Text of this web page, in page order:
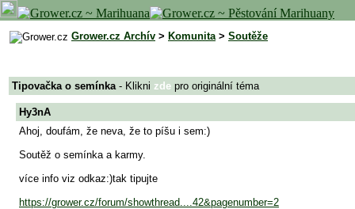
Grower.cz Archív > Komunita> Soutěže
Tipovačka o semínka- Klikni zde pro originální téma
Hy3nA
Ahoj, doufám, že neva, že to píšu i sem:)
Soutěž o semínka a karmy.
více info viz odkaz:)tak tipujte
https://grower.cz/forum/showthread....42&pagenumber=2